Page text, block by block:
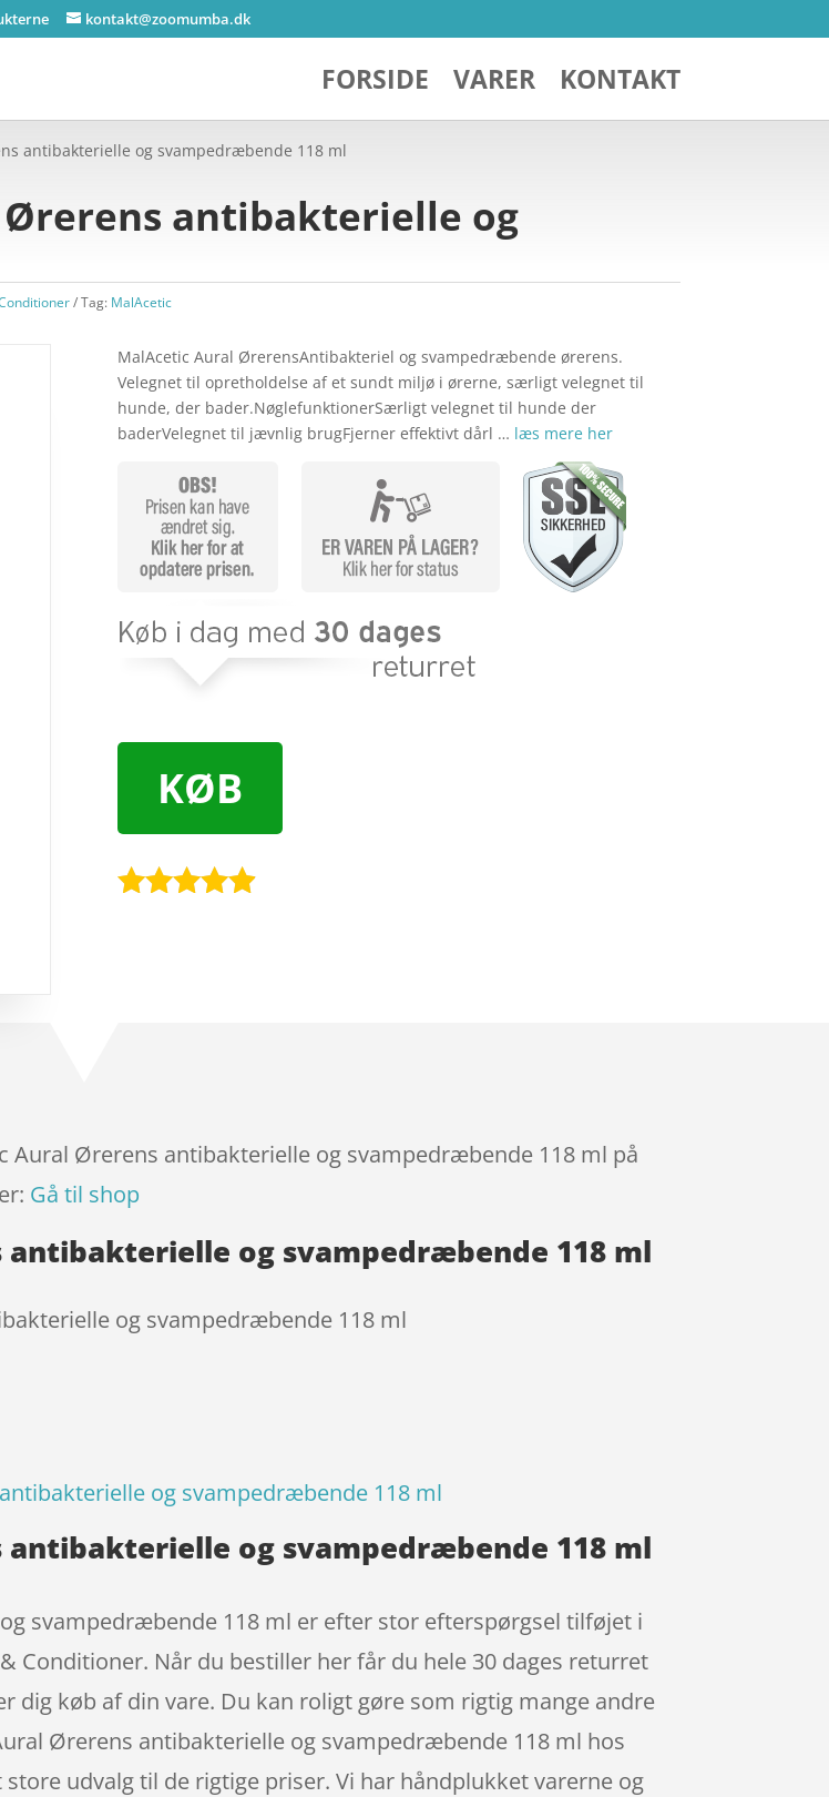
kontakt@zoomumba.dk
FORSIDE VARER KONTAKT
antibakterielle og svampedræbende 118 ml
antibakterielle og
Tag: MalAcetic
MalAcetic Aural ØrerensAntibakteriel og svampedræbende ørerens.
Velegnet til opretholdelse af et sundt miljø i ørerne, særligt velegnet til
hunde, der bader.NøglefunktionerSærligt velegnet til hunde der
baderVelegnet til jævnlig brugFjerner effektivt dårl … læs mere her
KØB
Aural Ørerens antibakterielle og svampedræbende 118 ml på
Gå til shop
og svampedræbende 118 ml
og svampedræbende 118 ml
og svampedræbende 118 ml
og svampedræbende 118 ml
svampedræbende 118 ml er efter stor efterspørgsel tilføjet i
Conditioner. Når du bestiller her får du hele 30 dages returret
dig køb af din vare. Du kan roligt gøre som rigtig mange andre
Ørerens antibakterielle og svampedræbende 118 ml hos
udvalg til de rigtige priser. Vi har håndplukket varerne og